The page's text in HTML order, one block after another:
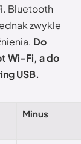
Bluetooth
zwykle
Do
Wi-Fi, a do
USB.
Minus